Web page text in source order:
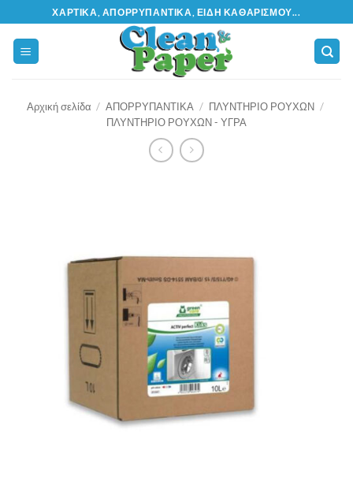
Μετάβαση
στο
περιεχόμενο
ΧΑΡΤΙΚΆ, ΑΠΟΡΡΥΠΑΝΤΙΚΆ, ΕΊΔΗ ΚΑΘΑΡΙΣΜΟΎ...
Αρχική σελίδα / ΑΠΟΡΡΥΠΑΝΤΙΚΑ / ΠΛΥΝΤΗΡΙΟ ΡΟΥΧΩΝ /
ΠΛΥΝΤΗΡΙΟ ΡΟΥΧΩΝ - ΥΓΡΑ